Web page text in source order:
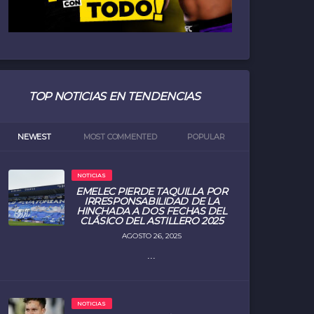
TOP NOTICIAS EN TENDENCIAS
NEWEST MOST COMMENTED POPULAR
NOTICIAS
EMELEC PIERDE TAQUILLA POR
IRRESPONSABILIDAD DE LA
HINCHADA A DOS FECHAS DEL
CLÁSICO DEL ASTILLERO 2025
AGOSTO 26, 2025
NOTICIAS